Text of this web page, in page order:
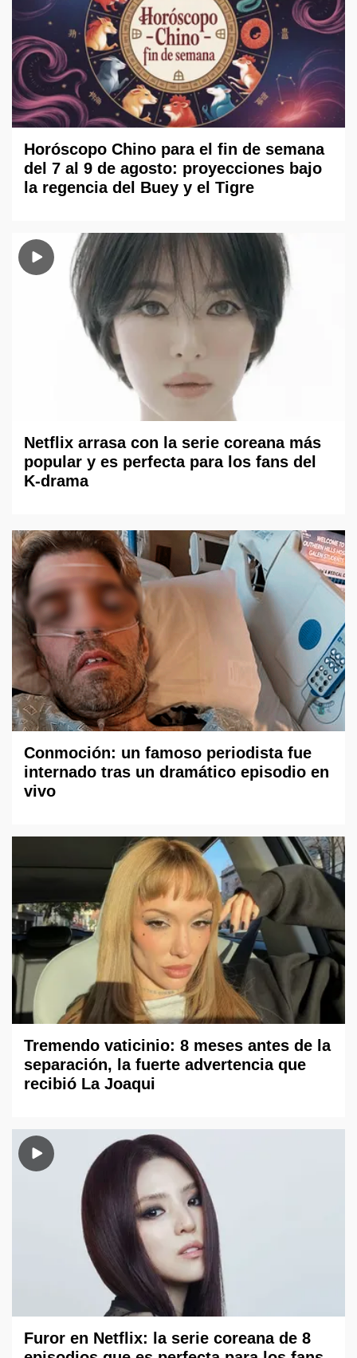
Horóscopo Chino para el fin de semana
del 7 al 9 de agosto: proyecciones bajo
la regencia del Buey y el Tigre
Netflix arrasa con la serie coreana más
popular y es perfecta para los fans del
K-drama
Conmoción: un famoso periodista fue
internado tras un dramático episodio en
vivo
Tremendo vaticinio: 8 meses antes de la
separación, la fuerte advertencia que
recibió La Joaqui
Furor en Netflix: la serie coreana de 8